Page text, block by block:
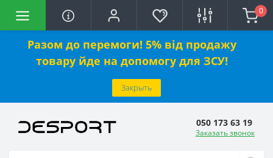
Разом до перемоги! 5% від продажу
товару йде на допомогу для ЗСУ!
Закрыть
0
050 173 63 19
Заказать звонок